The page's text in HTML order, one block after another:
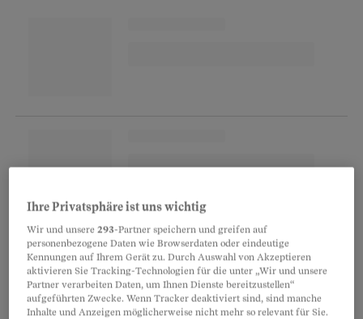
Claudia Kündig, heute Mutter eines
zweijährigen Sohnes, holte sich medizinische
Hilfe. Ob das Problem bei ihren Eizellen oder bei
den Spermien des Partners lag, fand man nicht
Ihre Privatsphäre ist uns wichtig
Wir und unsere293-Partner speichern und greifen auf
personenbezogene Daten wie Browserdaten oder eindeutige
Kennungen auf Ihrem Gerät zu. Durch Auswahl von Akzeptieren
aktivieren Sie Tracking-Technologien für die unter „Wir und unsere
Partner verarbeiten Daten, um Ihnen Dienste bereitzustellen“
aufgeführten Zwecke. Wenn Tracker deaktiviert sind, sind manche
Inhalte und Anzeigen möglicherweise nicht mehr so relevant für Sie.